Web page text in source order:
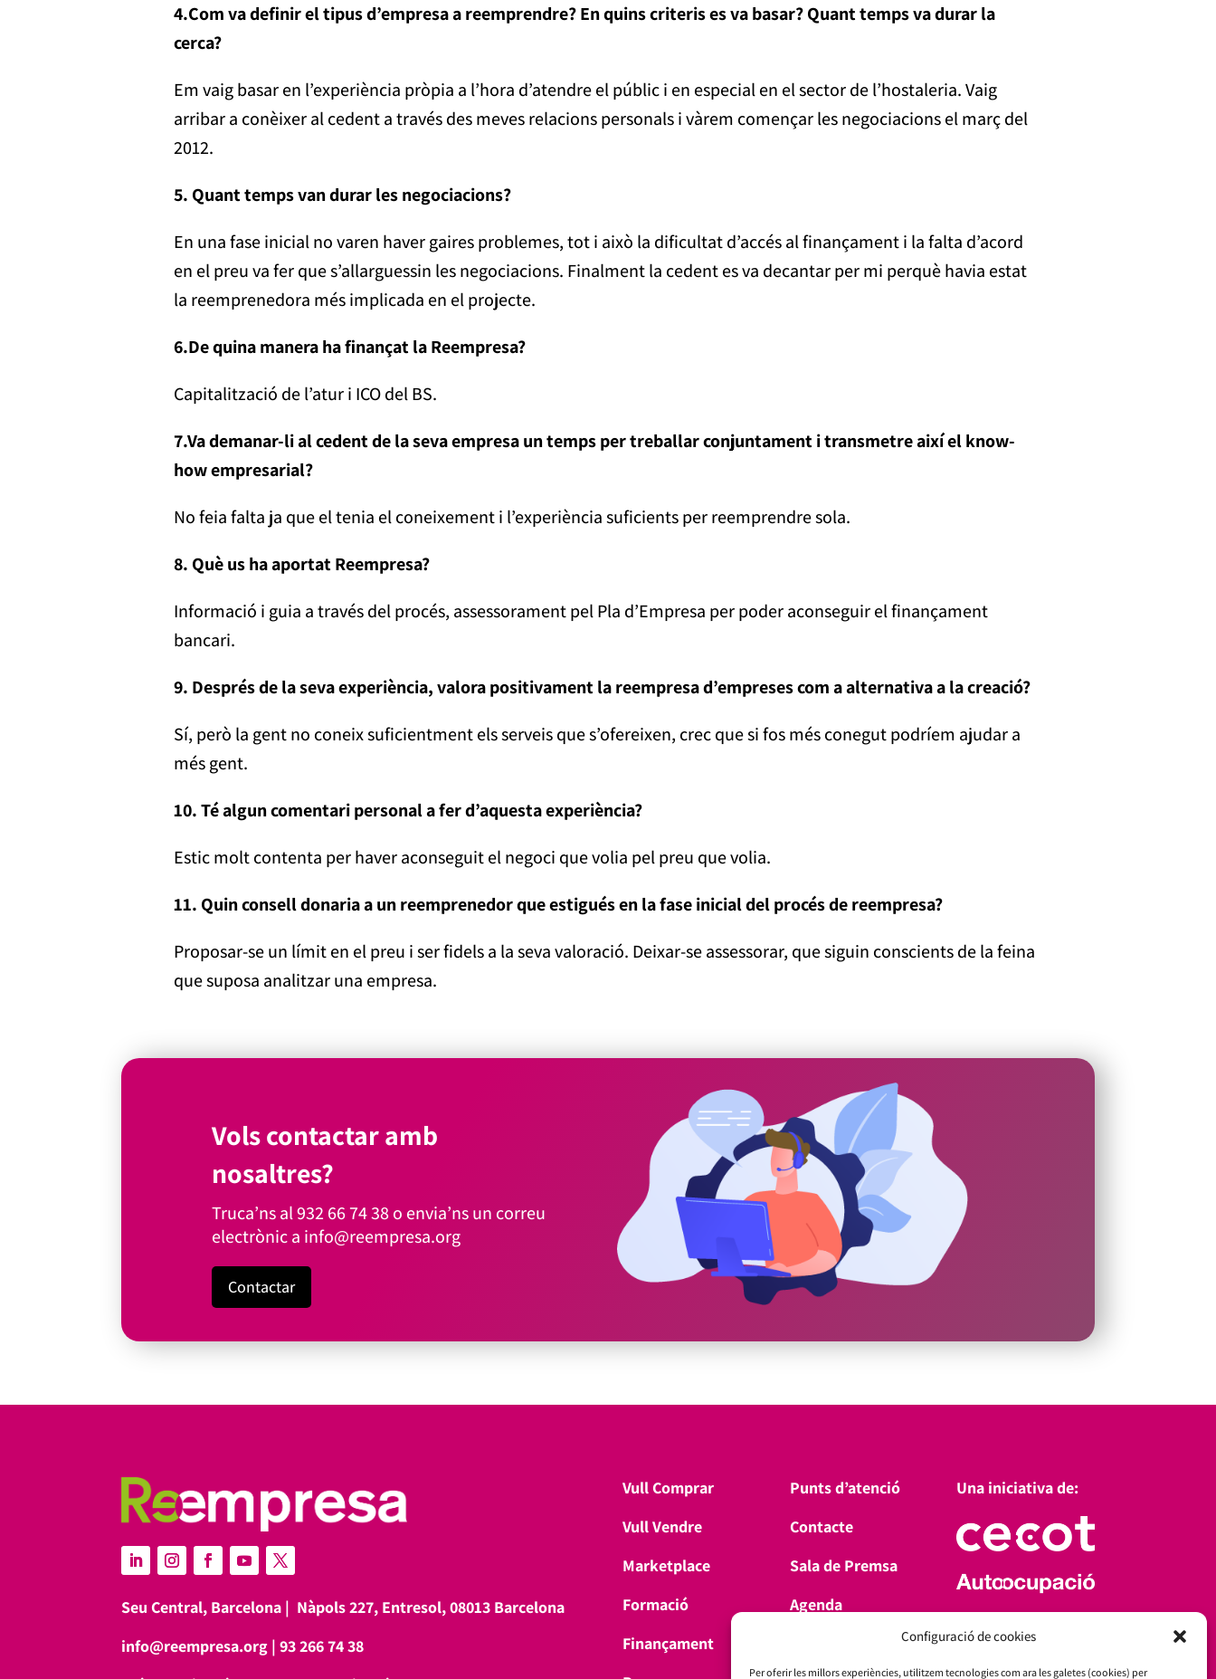
Configuració de cookies
Per oferir les millors experiències, utilitzem tecnologies com ara les galetes (cookies) per
4.Com va definir el tipus d’empresa a reemprendre? En quins criteris es va basar? Quant temps va durar la
cerca?
Em vaig basar en l’experiència pròpia a l’hora d’atendre el públic i en especial en el sector de l’hostaleria. Vaig
arribar a conèixer al cedent a través des meves relacions personals i vàrem començar les negociacions el març del
2012.
5. Quant temps van durar les negociacions?
En una fase inicial no varen haver gaires problemes, tot i això la dificultat d’accés al finançament i la falta d’acord
en el preu va fer que s’allarguessin les negociacions. Finalment la cedent es va decantar per mi perquè havia estat
la reemprenedora més implicada en el projecte.
6.De quina manera ha finançat la Reempresa?
Capitalització de l’atur i ICO del BS.
7.Va demanar-li al cedent de la seva empresa un temps per treballar conjuntament i transmetre així el know-
how empresarial?
No feia falta ja que el tenia el coneixement i l’experiència suficients per reemprendre sola.
8. Què us ha aportat Reempresa?
Informació i guia a través del procés, assessorament pel Pla d’Empresa per poder aconseguir el finançament
bancari.
9. Després de la seva experiència, valora positivament la reempresa d’empreses com a alternativa a la creació?
Sí, però la gent no coneix suficientment els serveis que s’ofereixen, crec que si fos més conegut podríem ajudar a
més gent.
10. Té algun comentari personal a fer d’aquesta experiència?
Estic molt contenta per haver aconseguit el negoci que volia pel preu que volia.
11. Quin consell donaria a un reemprenedor que estigués en la fase inicial del procés de reempresa?
Proposar-se un límit en el preu i ser fidels a la seva valoració. Deixar-se assessorar, que siguin conscients de la feina
que suposa analitzar una empresa.
Vols contactar amb
nosaltres?
Truca’ns al932 66 74 38o envia’ns un correu
electrònic a info@reempresa.org
Contactar
Seu Central, Barcelona | Nàpols 227, Entresol, 08013 Barcelona
info@reempresa.org |93 266 74 38
Vull Comprar
Vull Vendre
Marketplace
Formació
Finançament
Punts d’atenció
Contacte
Sala de Premsa
Agenda
Una iniciativa de:
Amb el suport de: